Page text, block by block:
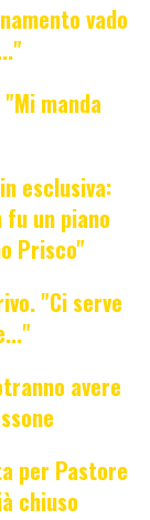
vado
"Mi manda
esclusiva:
un piano
Prisco"
"Ci serve
avere
per Pastore
chiuso